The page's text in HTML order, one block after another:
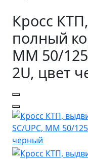
Кросс
полный
MM 50/
2U, цвет